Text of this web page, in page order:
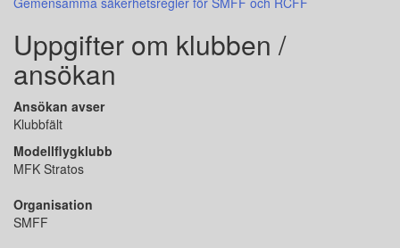
Uppgifter om klubben /
ansökan
Ansökan avser
Klubbfält
Modellflygklubb
MFK Stratos
Organisation
SMFF